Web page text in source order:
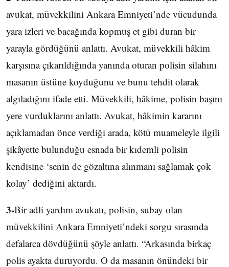
avukat, müvekkilini Ankara Emniyeti’nde vücudunda
yara izleri ve bacağında kopmuş et gibi duran bir
yarayla gördüğünü anlattı. Avukat, müvekkili hâkim
karşısına çıkarıldığında yanında oturan polisin silahını
masanın üstüne koyduğunu ve bunu tehdit olarak
algıladığını ifade etti. Müvekkili, hâkime, polisin başını
yere vurduklarını anlattı. Avukat, hâkimin kararını
açıklamadan önce verdiği arada, kötü muameleyle ilgili
şikâyette bulunduğu esnada bir kıdemli polisin
kendisine ‘senin de gözaltına alınmanı sağlamak çok
kolay’ dediğini aktardı.
3-Bir adli yardım avukatı, polisin, subay olan
müvekkilini Ankara Emniyeti’ndeki sorgu sırasında
defalarca dövdüğünü şöyle anlattı. “Arkasında birkaç
polis ayakta duruyordu. O da masanın önündeki bir